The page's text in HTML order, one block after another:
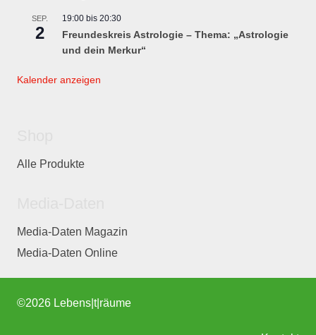
SEP.
2
19:00 bis 20:30
Freundeskreis Astrologie – Thema: „Astrologie
und dein Merkur“
Kalender anzeigen
Alle Produkte
Media-Daten Magazin
Media-Daten Online
©2026 Lebens|t|räume